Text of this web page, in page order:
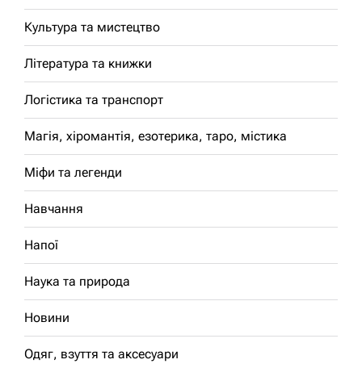
Культура та мистецтво
Література та книжки
Логістика та транспорт
Магія, хіромантія, езотерика, таро, містика
Міфи та легенди
Навчання
Напої
Наука та природа
Новини
Одяг, взуття та аксесуари